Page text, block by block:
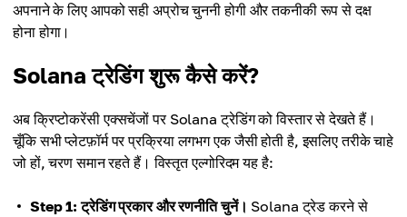
अपनाने के लिए आपको सही अप्रोच चुननी होगी और तकनीकी रूप से दक्ष
होना होगा।
Solana ट्रेडिंग शुरू कैसे करें?
अब क्रिप्टोकरेंसी एक्सचेंजों पर Solana ट्रेडिंग को विस्तार से देखते हैं।
चूँकि सभी प्लेटफ़ॉर्म पर प्रक्रिया लगभग एक जैसी होती है, इसलिए तरीके चाहे
जो हों, चरण समान रहते हैं। विस्तृत एल्गोरिदम यह है:
Step 1: ट्रेडिंग प्रकार और रणनीति चुनें। Solana ट्रेड करने से